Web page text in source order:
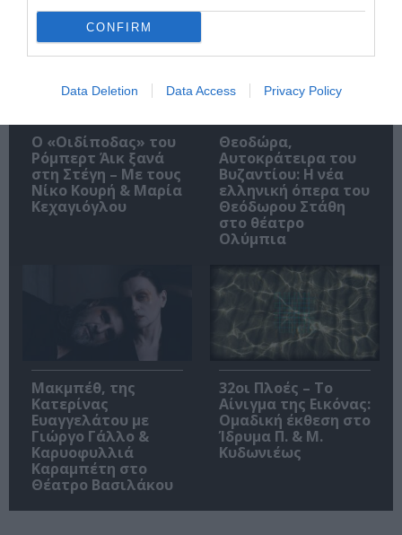
CONFIRM
Data Deletion Data Access Privacy Policy
O «Οιδίποδας» του
Ρόμπερτ Άικ ξανά
στη Στέγη – Με τους
Νίκο Κουρή & Μαρία
Κεχαγιόγλου
Θεοδώρα,
Αυτοκράτειρα του
Βυζαντίου: Η νέα
ελληνική όπερα του
Θεόδωρου Στάθη
στο θέατρο
Ολύμπια
Μακμπέθ, της
Κατερίνας
Ευαγγελάτου με
Γιώργο Γάλλο &
Καρυοφυλλιά
Καραμπέτη στο
Θέατρο Βασιλάκου
32οι Πλοές – Το
Αίνιγμα της Εικόνας:
Ομαδική έκθεση στο
Ίδρυμα Π. & Μ.
Κυδωνιέως